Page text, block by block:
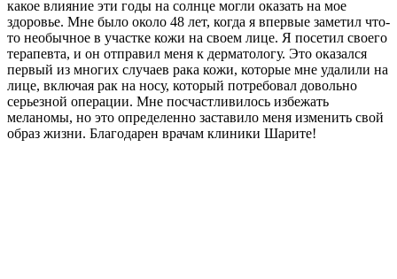
какое влияние эти годы на солнце могли оказать на мое
здоровье. Мне было около 48 лет, когда я впервые заметил что-
то необычное в участке кожи на своем лице. Я посетил своего
терапевта, и он отправил меня к дерматологу. Это оказался
первый из многих случаев рака кожи, которые мне удалили на
лице, включая рак на носу, который потребовал довольно
серьезной операции. Мне посчастливилось избежать
меланомы, но это определенно заставило меня изменить свой
образ жизни. Благодарен врачам клиники Шарите!